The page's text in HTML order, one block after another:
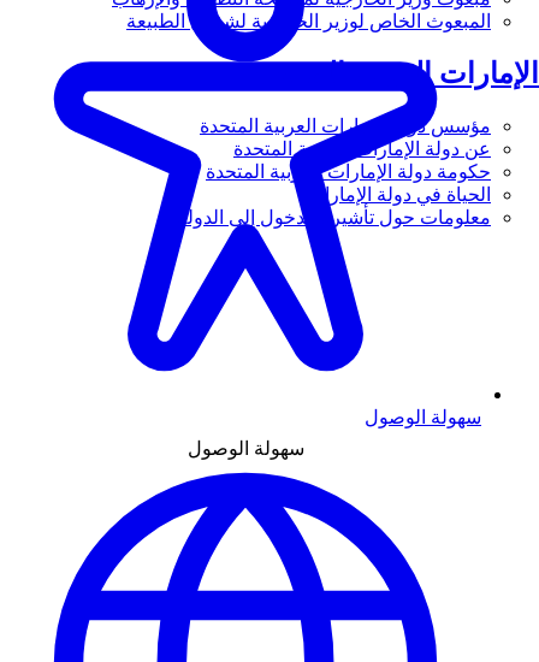
المبعوث الخاص لوزير الخارجية لشؤون الطبيعة
الإمارات العربية المتحدة
مؤسس دولة الإمارات العربية المتحدة
عن دولة الإمارات العربية المتحدة
حكومة دولة الإمارات العربية المتحدة
الحياة في دولة الإمارات
معلومات حول تأشيرة الدخول إلى الدولة
سهولة الوصول
سهولة الوصول